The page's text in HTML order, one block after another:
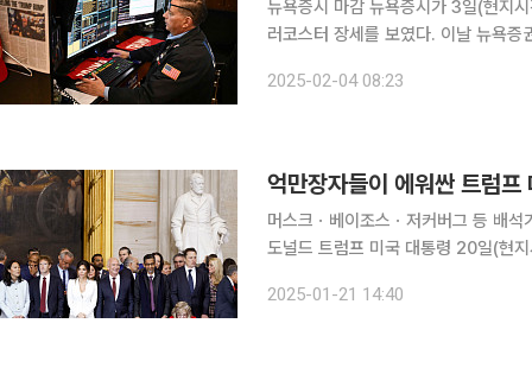
뉴욕증시 마감 뉴욕증시가 3일(현지시간) 도널드 트럼프 미국 행정부의 관세 정책을 소화하면서 롤
러코스터 장세를 보였다. 이날 뉴욕증권거래소(NYSE)에서 다우지수는 전장보다 122.35포인트
밀린 5994.67에, 나스닥종합지수
2025-02-04 08:23
머스크ㆍ베이조스ㆍ저커버그 등 배
도널드 트럼프 미국 대통령 20일(현
선서식에서 트럼프 2기 행정부의 자
2025-01-21 14:40